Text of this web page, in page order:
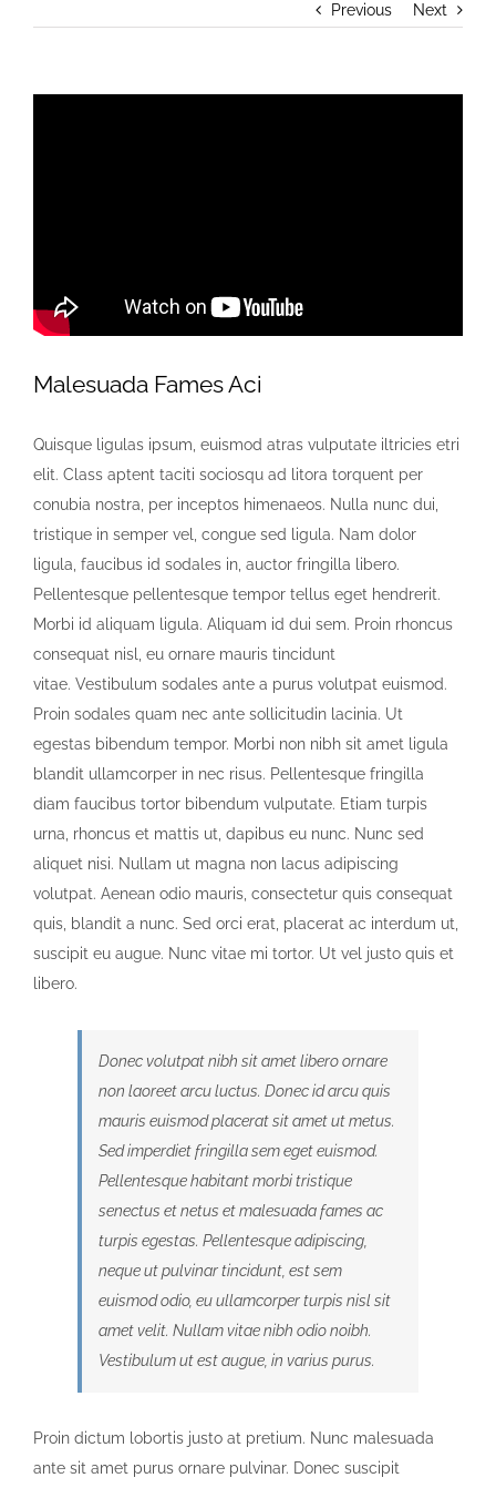
Previous Next
Malesuada Fames Aci
Quisque ligulas ipsum, euismod atras vulputate iltricies etri
elit. Class aptent taciti sociosqu ad litora torquent per
conubia nostra, per inceptos himenaeos. Nulla nunc dui,
tristique in semper vel, congue sed ligula. Nam dolor
ligula, faucibus id sodales in, auctor fringilla libero.
Pellentesque pellentesque tempor tellus eget hendrerit.
Morbi id aliquam ligula. Aliquam id dui sem. Proin rhoncus
consequat nisl, eu ornare mauris tincidunt
vitae. Vestibulum sodales ante a purus volutpat euismod.
Proin sodales quam nec ante sollicitudin lacinia. Ut
egestas bibendum tempor. Morbi non nibh sit amet ligula
blandit ullamcorper in nec risus. Pellentesque fringilla
diam faucibus tortor bibendum vulputate. Etiam turpis
urna, rhoncus et mattis ut, dapibus eu nunc. Nunc sed
aliquet nisi. Nullam ut magna non lacus adipiscing
volutpat. Aenean odio mauris, consectetur quis consequat
quis, blandit a nunc. Sed orci erat, placerat ac interdum ut,
suscipit eu augue. Nunc vitae mi tortor. Ut vel justo quis et
libero.
Donec volutpat nibh sit amet libero ornare
non laoreet arcu luctus. Donec id arcu quis
mauris euismod placerat sit amet ut metus.
Sed imperdiet fringilla sem eget euismod.
Pellentesque habitant morbi tristique
senectus et netus et malesuada fames ac
turpis egestas. Pellentesque adipiscing,
neque ut pulvinar tincidunt, est sem
euismod odio, eu ullamcorper turpis nisl sit
amet velit. Nullam vitae nibh odio noibh.
Vestibulum ut est augue, in varius purus.
Proin dictum lobortis justo at pretium. Nunc malesuada
ante sit amet purus ornare pulvinar. Donec suscipit